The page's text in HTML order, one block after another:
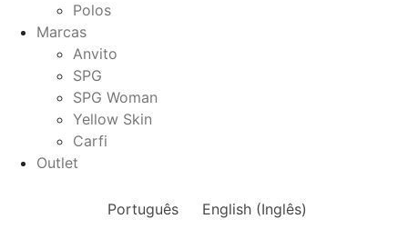
Polos
Marcas
Anvito
SPG
SPG Woman
Yellow Skin
Carfi
Outlet
Português English(Inglês)